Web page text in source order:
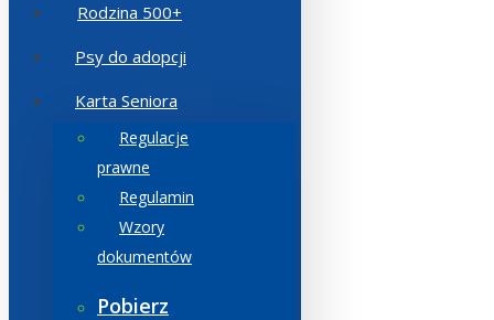
Rodzina 500+
Psy do adopcji
Karta Seniora
Regulacje
prawne
Regulamin
Wzory
dokumentów
Pobierz